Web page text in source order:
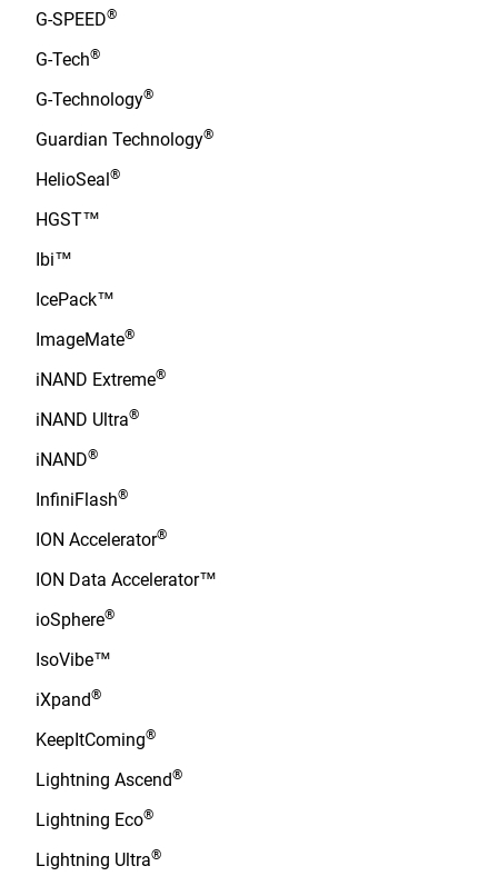
G-SPEED®
G-Tech®
G-Technology®
Guardian Technology®
HelioSeal ®
HGST™
Ibi™
IcePack™
ImageMate®
iNAND Extreme®
iNAND Ultra®
iNAND®
InfiniFlash®
ION Accelerator®
ION Data Accelerator™
ioSphere®
IsoVibe™
iXpand®
KeepItComing®
Lightning Ascend®
Lightning Eco®
Lightning Ultra®